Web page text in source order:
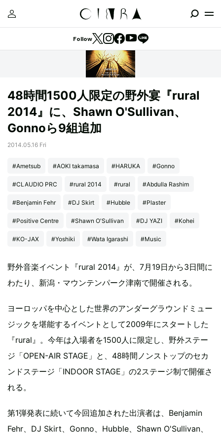
Follow
48時間1500人限定の野外宴『rural
2014』に、Shawn O'Sullivan、
Gonnoら9組追加
2014.05.16 Fri
#Ametsub #AOKI takamasa #HARUKA #Gonno
#CLAUDIO PRC #rural 2014 #rural #Abdulla Rashim
#Benjamin Fehr #DJ Skirt #Hubble #Plaster
#Positive Centre #Shawn O'Sullivan #DJ YAZI #Kohei
#KO-JAX #Yoshiki #Wata Igarashi #Music
野外音楽イベント『rural 2014』が、7月19日から3日間に
わたり、新潟・マウンテンパーク津南で開催される。
ヨーロッパを中心とした世界のアンダーグラウンドミュー
ジックを堪能するイベントとして2009年にスタートした
『rural』。今年は入場者を1500人に限定し、野外ステー
ジ「OPEN-AIR STAGE」と、48時間ノンストップのセカ
ンドステージ「INDOOR STAGE」の2ステージ制で開催さ
れる。
第1弾発表に続いて今回追加された出演者は、Benjamin
Fehr、DJ Skirt、Gonno、Hubble、Shawn O'Sullivan、